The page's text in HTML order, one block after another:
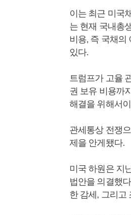
이는 최근 미국
는 현재 국내총
비용, 즉 국채의
있다.
트럼프가 고율
권 보유 비용까
해결을 위해서
관세통상 전쟁
제을 안게됐다.
미국 하원은 지
법안을 의결했
한 감세, 그리고